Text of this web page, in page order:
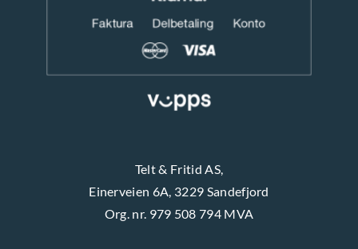
Telt & Fritid AS,
Einerveien 6A, 3229 Sandefjord
Org. nr. 979 508 794 MVA